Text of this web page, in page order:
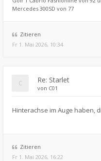
Mercedes 300SD von 77
Zitieren
Fr 1. Mai 2026, 10:34
Re: Starlet
von C01
Hinterachse im Auge haben,
Zitieren
Fr 1. Mai 2026, 16:22